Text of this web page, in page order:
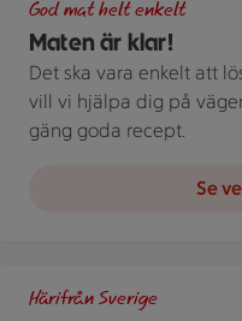
Maten är klar!
God mat helt enkelt
Det ska vara enkelt att
vill vi hjälpa dig på
gäng goda recept.
Se
Härifrån Sverige